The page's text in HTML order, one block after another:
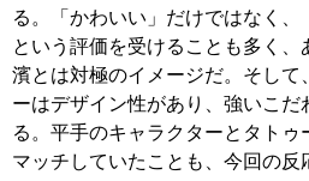
る。「かわいい」だけではなく、
という評価を受けることも多く、
濱とは対極のイメージだ。そして
ーはデザイン性があり、強いこだ
る。平手のキャラクターとタトゥ
マッチしていたことも、今回の反